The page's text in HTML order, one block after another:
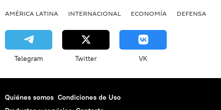
AMÉRICA LATINA INTERNACIONAL ECONOMÍA DEFENSA
Telegram Twitter VK
Quiénes somos Condiciones de Uso